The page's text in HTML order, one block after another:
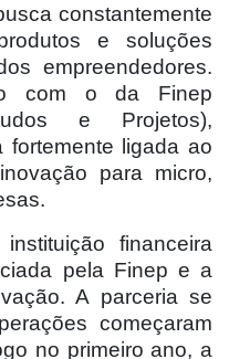
constantemente
e soluções
empreendedores.
com o da Finep
e Projetos),
fortemente ligada ao
para micro,
financeira
pela Finep e a
A parceria se
começaram
no primeiro ano, a